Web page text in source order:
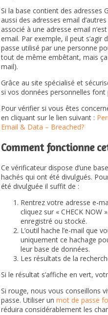
Si la base contient des adresses
aussi des adresses email
associé à une adresse email
email. Par exemple, il peut s’agir
passe utilisé par une personne
tout de même embêtant, mais
mail).
Grâce au site spécialisé et
si vos données personnelles font
Pour vérifier si vous êtes
en cliquant sur le lien suivant :
Email & Data – Breached?
Comment fonctionne
Ce vérificateur dispose d’une
hachés qui ont été divulgués.
été divulguée il suffit de :
Rentrez votre adresse e-
cliquez sur « CHECK NOW
enregistré ou stocké.
L’outil hache l’e-mail que
uniquement ce hachage
leur base de données.
Les résultats de la
Si le résultat s’affiche en vert,
Si rouge, nous vous conseillons
passe. Utiliser unmot de passe
réduira considérablement les